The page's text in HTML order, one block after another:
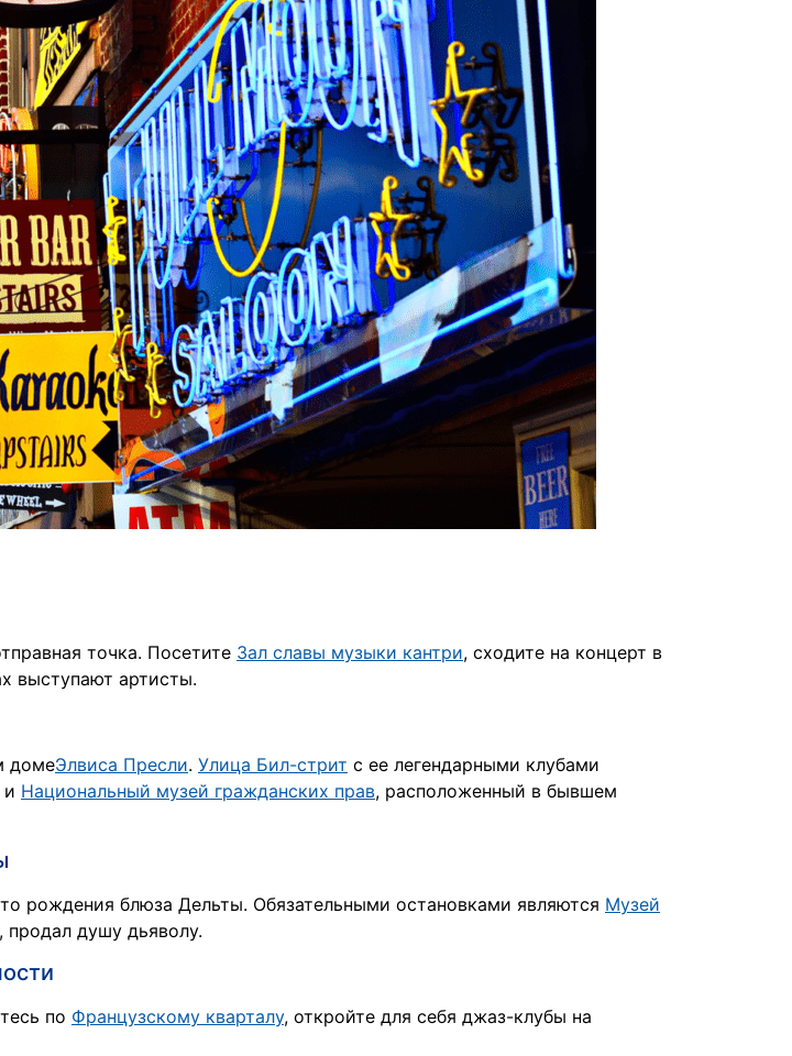
точка. Посетите Зал славы музыки кантри, сходите на концерт в
выступают артисты.
домеЭлвиса Пресли. Улица Бил-стрит с ее легендарными клубами
и Национальный музей гражданских прав, расположенный в бывшем
рождения блюза Дельты. Обязательными остановками являются Музей
душу дьяволу.
по Французскому кварталу, откройте для себя джаз-клубы на